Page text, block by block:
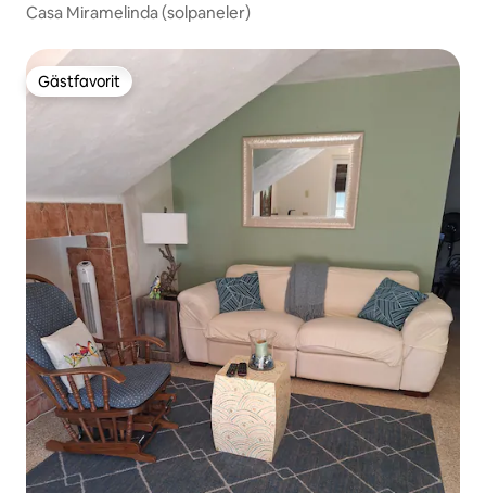
Casa Miramelinda (solpaneler)
Gästfavorit
Gästfavorit